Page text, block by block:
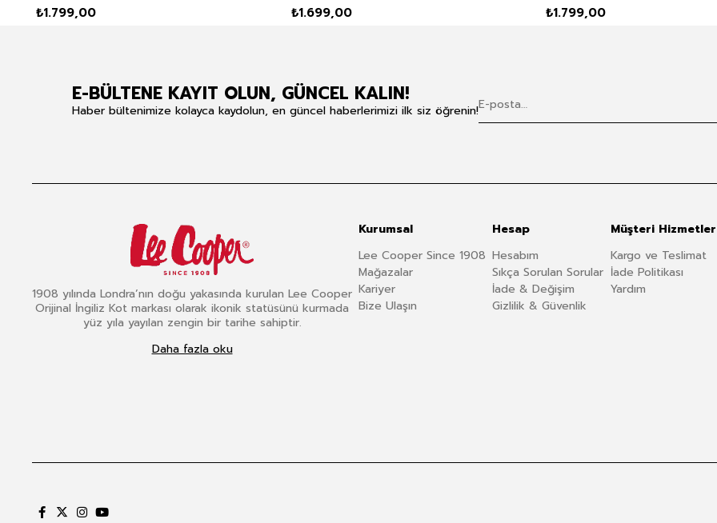
₺1.799,00 ₺1.699,00 ₺1.799,00
E-BÜLTENE KAYIT OLUN, GÜNCEL KALIN!
Haber bültenimize kolayca kaydolun, en güncel haberlerimizi ilk siz öğrenin!
1908 yılında Londra’nın doğu yakasında kurulan Lee Cooper
Orijinal İngiliz Kot markası olarak ikonik statüsünü kurmada
yüz yıla yayılan zengin bir tarihe sahiptir.
Daha fazla oku
Kurumsal
Lee Cooper Since 1908
Mağazalar
Kariyer
Bize Ulaşın
Hesap
Hesabım
Sıkça Sorulan Sorular
İade & Değişim
Gizlilik & Güvenlik
Müşteri
Kargo ve Teslimat
İade Politikası
Yardım